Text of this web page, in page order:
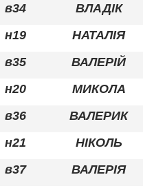
в34
ВЛАДІК
н19
НАТАЛІЯ
в35
ВАЛЕРІЙ
н20
МИКОЛА
в36
ВАЛЕРИК
н21
НІКОЛЬ
в37
ВАЛЕРІЯ